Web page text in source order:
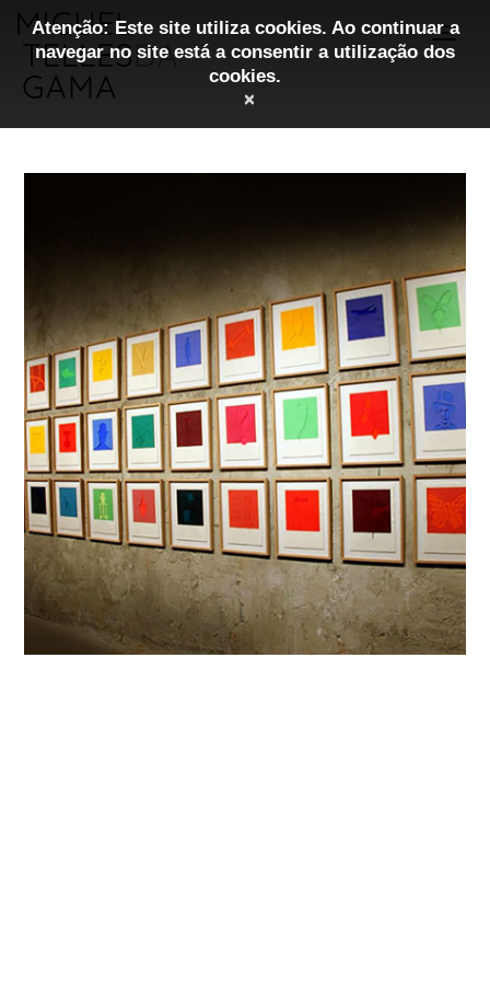
Atenção: Este site utiliza cookies. Ao continuar a
navegar no site está a consentir a utilização dos
cookies.
×